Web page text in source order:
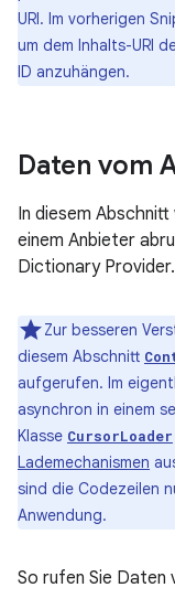
URI. Im vorherigen
um dem Inhalts-URI
ID anzuhängen.
Daten vom
In diesem
einem Anbieter
Dictionary Provider.
Zur besseren
diesem Abschnitt
aufgerufen. Im
asynchron in einem
Klasse CursorLoader
Lademechanismen
sind die Codezeilen
Anwendung.
So rufen Sie Daten